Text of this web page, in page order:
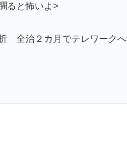
ると怖いよ>
全治２カ月でテレワークへ